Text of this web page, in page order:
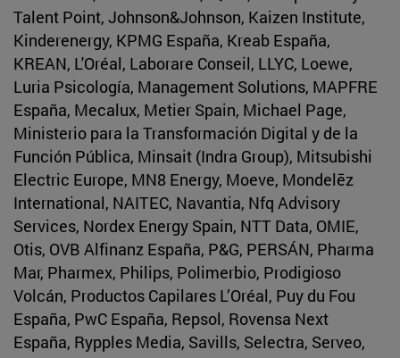
Talent Point, Johnson&Johnson, Kaizen Institute,
Kinderenergy, KPMG España, Kreab España,
KREAN, L'Oréal, Laborare Conseil, LLYC, Loewe,
Luria Psicología, Management Solutions, MAPFRE
España, Mecalux, Metier Spain, Michael Page,
Ministerio para la Transformación Digital y de la
Función Pública, Minsait (Indra Group), Mitsubishi
Electric Europe, MN8 Energy, Moeve, Mondelēz
International, NAITEC, Navantia, Nfq Advisory
Services, Nordex Energy Spain, NTT Data, OMIE,
Otis, OVB Alfinanz España, P&G, PERSÁN, Pharma
Mar, Pharmex, Philips, Polimerbio, Prodigioso
Volcán, Productos Capilares L’Oréal, Puy du Fou
España, PwC España, Repsol, Rovensa Next
España, Rypples Media, Savills, Selectra, Serveo,